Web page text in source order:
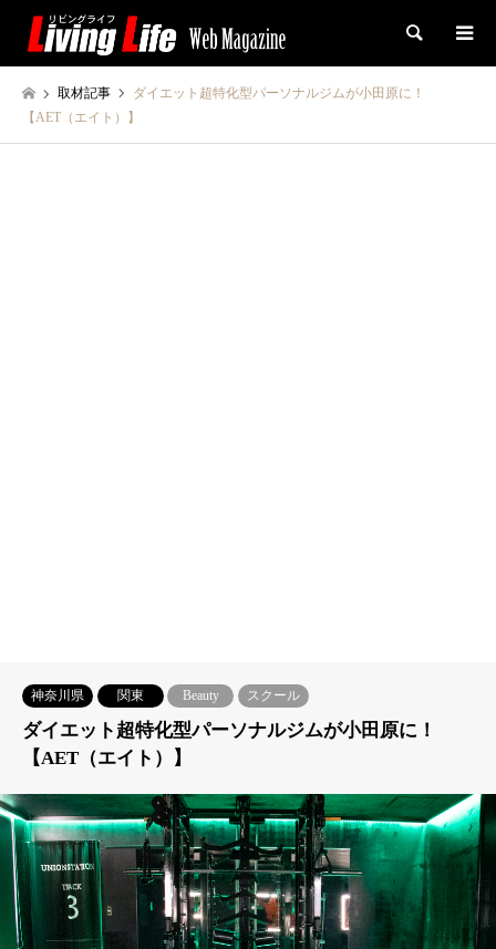
検索
取材記事
ダイエット超特化型パーソナルジムが小田原に！
【AET（エイト）】
神奈川県 関東 Beauty スクール
ダイエット超特化型パーソナルジムが小田原に！
【AET（エイト）】